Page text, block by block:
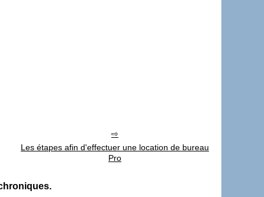
Les étapes afin d'effectuer une location de bureau
Pro